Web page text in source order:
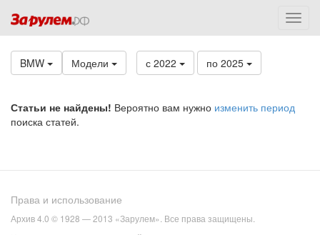
BMW Модели с 2022 по 2025
Статьи не найдены! Вероятно вам нужно изменить период
поиска статей.
Права и использование
Архив 4.0 © 1928 — 2013 «Зарулем». Все права защищены.